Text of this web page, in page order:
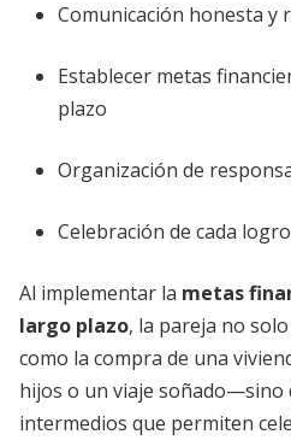
Comunicación honesta y
Establecer metas
plazo
Organización de
Celebración de cada
Al implementar la metas
largo plazo, la pareja no
como la compra de una
hijos o un viaje soñado—sino
intermedios que permiten